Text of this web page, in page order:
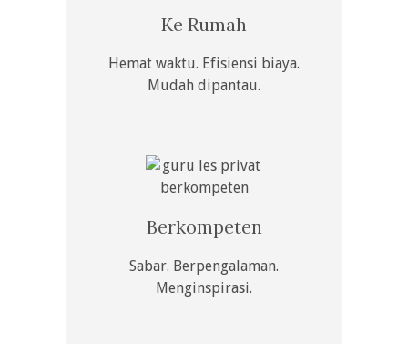
Ke Rumah
Hemat waktu. Efisiensi biaya.
Mudah dipantau.
Berkompeten
Sabar. Berpengalaman.
Menginspirasi.